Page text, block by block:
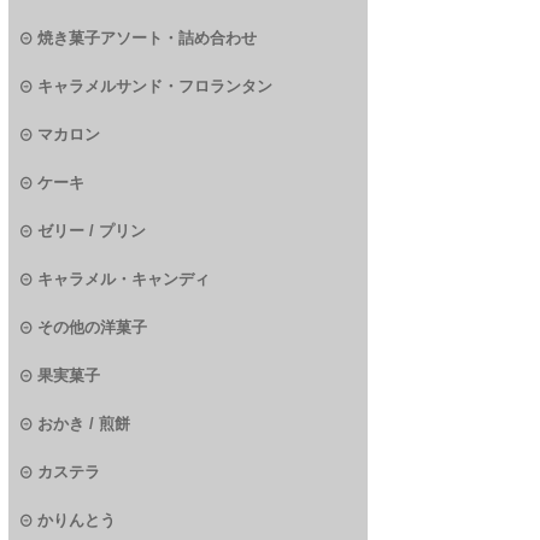
焼き菓子アソート・詰め合わせ
キャラメルサンド・フロランタン
マカロン
ケーキ
ゼリー / プリン
キャラメル・キャンディ
その他の洋菓子
果実菓子
おかき / 煎餅
カステラ
かりんとう